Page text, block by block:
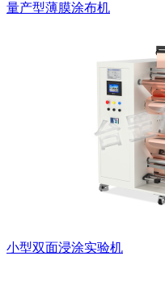
量产型薄膜涂布机
小型双面浸涂实验机